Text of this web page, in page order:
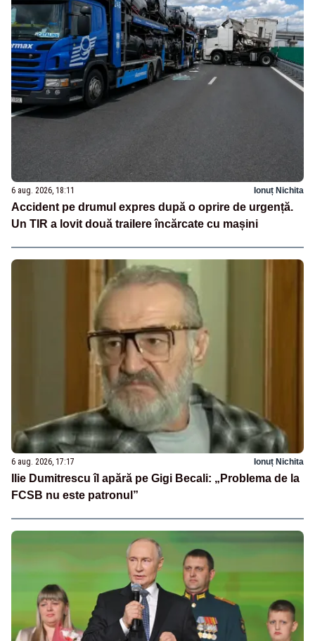
6 aug. 2026, 18:11 Ionuț Nichita
Accident pe drumul expres după o oprire de urgență.
Un TIR a lovit două trailere încărcate cu mașini
6 aug. 2026, 17:17 Ionuț Nichita
Ilie Dumitrescu îl apără pe Gigi Becali: „Problema de la
FCSB nu este patronul”